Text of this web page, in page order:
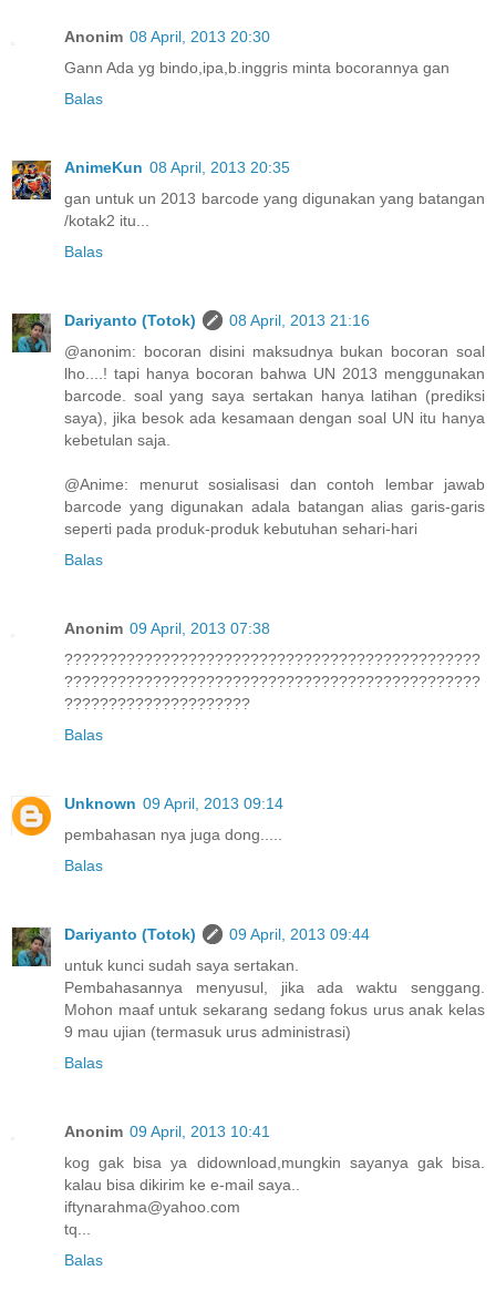
Anonim 08 April, 2013 20:30
Gann Ada yg bindo,ipa,b.inggris minta bocorannya gan
Balas
AnimeKun 08 April, 2013 20:35
gan untuk un 2013 barcode yang digunakan yang batangan
/kotak2 itu...
Balas
Dariyanto (Totok)
08 April, 2013 21:16
@anonim: bocoran disini maksudnya bukan bocoran soal
lho....! tapi hanya bocoran bahwa UN 2013 menggunakan
barcode. soal yang saya sertakan hanya latihan (prediksi
saya), jika besok ada kesamaan dengan soal UN itu hanya
kebetulan saja.
@Anime: menurut sosialisasi dan contoh lembar jawab
barcode yang digunakan adala batangan alias garis-garis
seperti pada produk-produk kebutuhan sehari-hari
Balas
Anonim 09 April, 2013 07:38
???????????????????????????????????????????????
???????????????????????????????????????????????
?????????????????????
Balas
Unknown 09 April, 2013 09:14
pembahasan nya juga dong.....
Balas
Dariyanto (Totok)
09 April, 2013 09:44
untuk kunci sudah saya sertakan.
Pembahasannya menyusul, jika ada waktu senggang.
Mohon maaf untuk sekarang sedang fokus urus anak kelas
9 mau ujian (termasuk urus administrasi)
Balas
Anonim 09 April, 2013 10:41
kog gak bisa ya didownload,mungkin sayanya gak bisa.
kalau bisa dikirim ke e-mail saya..
iftynarahma@yahoo.com
tq...
Balas